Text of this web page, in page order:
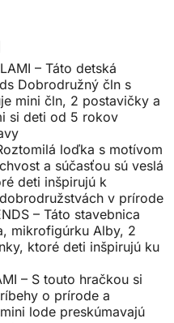
– Táto detská
Dobrodružný čln s
mini čln, 2 postavičky a
si deti od 5 rokov
loďka s motívom
a súčasťou sú veslá
deti inšpirujú k
v prírode
– Táto stavebnica
mikrofigúrku Alby, 2
ktoré deti inšpirujú ku
– S touto hračkou si
o prírode a
lode preskúmavajú